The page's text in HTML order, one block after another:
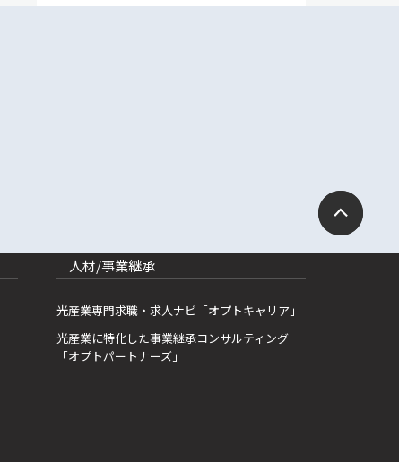
人材/事業継承
光産業専門求職・求人ナビ「オプトキャリア」
光産業に特化した事業継承コンサルティング
「オプトパートナーズ」